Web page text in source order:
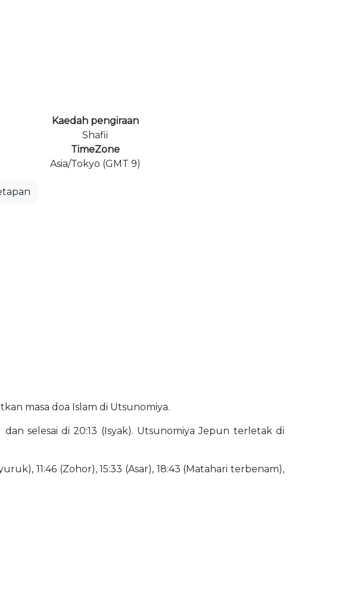
Kaedah pengiraan
Shafii
TimeZone
Asia/Tokyo (GMT 9)
masa doa Islam di Utsunomiya.
selesai di 20:13 (Isyak). Utsunomiya Jepun terletak di
11:46 (Zohor), 15:33 (Asar), 18:43 (Matahari terbenam),